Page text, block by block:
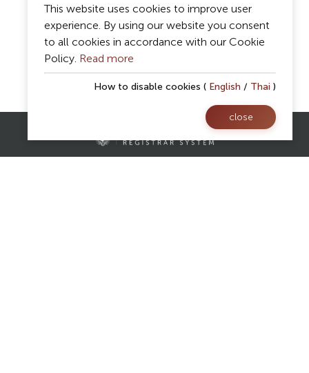
This website uses cookies to improve user
experience. By using our website you consent
to all cookies in accordance with our Cookie
Policy. Read more
How to disable cookies ( English / Thai)
close